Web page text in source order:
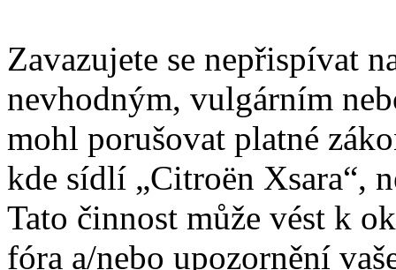
Zavazujete se nepřispívat
nevhodným, vulgárním
mohl porušovat platné
kde sídlí „Citroën Xsara“,
Tato činnost může vést k
fóra a/nebo upozornění